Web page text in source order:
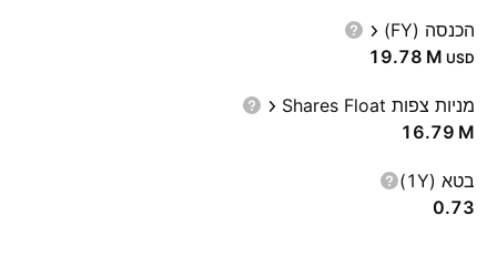
הכנסה (FY)
‪19.78 M‬ USD
מניות צפות Shares Float
‪16.79 M‬
בטא (1Y)
0.73